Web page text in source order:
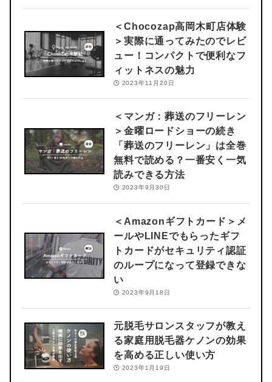
＜Chocozap高岡木町店体験
＞実際に通ってみたのでレビ
ュー！コンパクトで便利なフ
ィットネスの魅力
2023年11月20日
＜マンガ：葬送のフリーレン
＞金曜ロードショーの続き
「葬送のフリーレン」は全巻
無料で読める？一番安く一気
読みできる方法
2023年9月30日
＜Amazonギフトカード＞ メ
ールやLINEでもらったギフ
トカードがセキュリティ認証
のループになって登録できな
い
2023年9月18日
元脱毛サロンスタッフが教え
る家庭用脱毛器ケノンの効果
を高める正しい使い方
2023年1月19日